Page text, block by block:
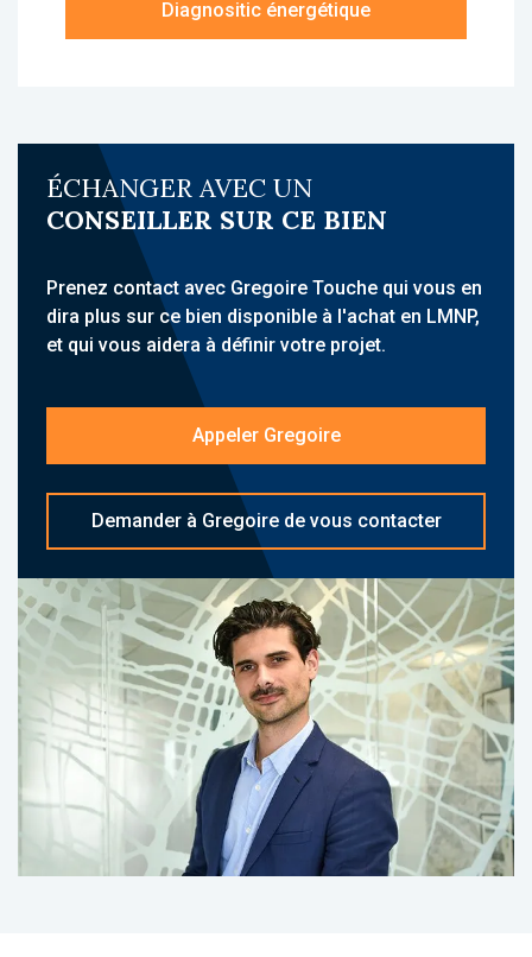
Montreuil, à proximité de Paris, du Bois de
Vincennes, des commerces et des
commodités de la Porte de Montreuil et de la
Porte de Vincennes. Elle accueille une
clientèle étudiante et propose des
hébergements meublés avec services para-
hôteliers.
Son emplacement à proximité des métros
lignes 1 et 9, proche des bus, du centre-ville
et des pôles universitaires parisiens,
constitue un atout majeur
L'établissement propose des prestations
complètes : accueil, internet, kit linge,
contrôle d’accès, salle de bain privative et
logements meublés. La copropriété comporte
176 appartements.
A propos du gestionnaire occupant :
Les Estudines, marque du groupe Réside
Études, est un spécialiste reconnu des
résidences étudiantes, avec un réseau
national implanté dans les grandes villes
universitaires.
Les diagnostics sont en cours de réalisation.
Le coin du LMNP - Gregoire Touche agent
Diagnositic énergétique
ÉCHANGER AVEC UN
CONSEILLER SUR CE BIEN
Prenez contact avec Gregoire Touche qui vous en
dira plus sur ce bien disponible à l'achat en LMNP,
et qui vous aidera à définir votre projet.
Appeler Gregoire
Demander à Gregoire de vous contacter